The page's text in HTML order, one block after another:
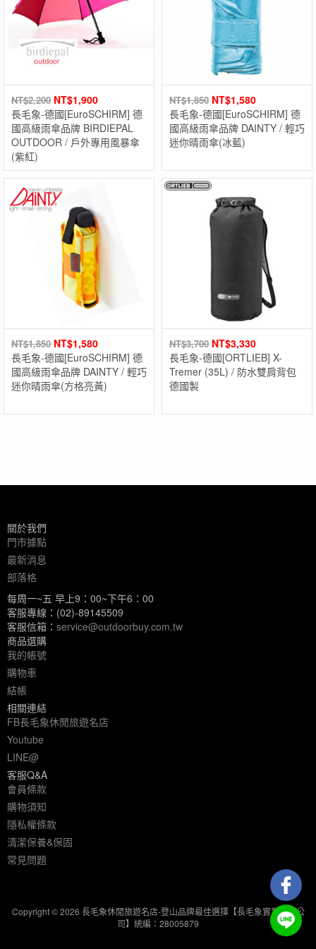
NT$2,200 NT$1,900
長毛象-德國[EuroSCHIRM] 德
國高級雨傘品牌 BIRDIEPAL
OUTDOOR / 戶外專用風暴傘
(紫紅)
NT$1,850 NT$1,580
長毛象-德國[EuroSCHIRM] 德
國高級雨傘品牌 DAINTY / 輕巧
迷你晴雨傘(冰藍)
NT$1,850 NT$1,580
長毛象-德國[EuroSCHIRM] 德
國高級雨傘品牌 DAINTY / 輕巧
迷你晴雨傘(方格亮黃)
NT$3,700 NT$3,330
長毛象-德國[ORTLIEB] X-
Tremer (35L) / 防水雙肩背包
德國製
關於我們
門市據點
最新消息
部落格
每周一~五 早上9：00~下午6：00
客服專線：(02)-89145509
客服信箱： service@outdoorbuy.com.tw
商品選購
我的帳號
購物車
結帳
相關連結
FB長毛象休閒旅遊名店
Youtube
LINE@
客服Q&A
會員條款
購物須知
隱私權條款
清潔保養&保固
常見問題
Copyright © 2026 長毛象休閒旅遊名店-登山品牌最佳選擇【長毛象實業有限公
司】統編：28005879